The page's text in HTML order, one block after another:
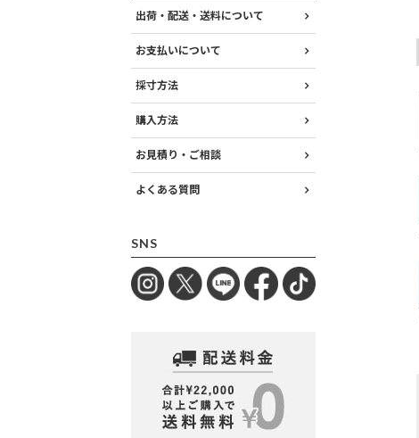
出荷・配送・送料について
お支払いについて
採寸方法
購入方法
お見積り・ご相談
よくある質問
SNS